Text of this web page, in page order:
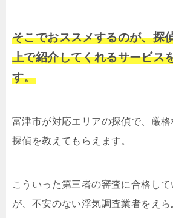
そこでおススメするのが、探
上で紹介してくれるサービス
す。
富津市が対応エリアの探偵で、厳
探偵を教えてもらえます。
こういった第三者の審査に合格し
が、不安のない浮気調査業者をえら